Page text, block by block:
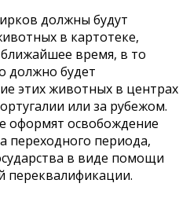
должны будут
в картотеке,
ближайшее время, в то
должно будет
этих животных в центрах
или за рубежом.
оформят освобождение
переходного периода,
в виде помощи
переквалификации.